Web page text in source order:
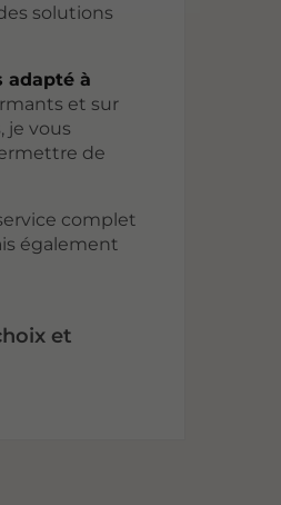
solutions
adapté à
et sur
je vous
de
complet
également
et